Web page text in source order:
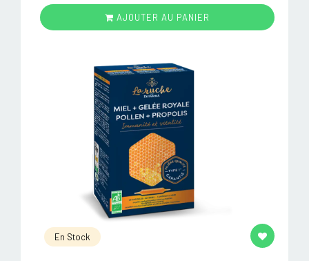
AJOUTER AU PANIER
En Stock